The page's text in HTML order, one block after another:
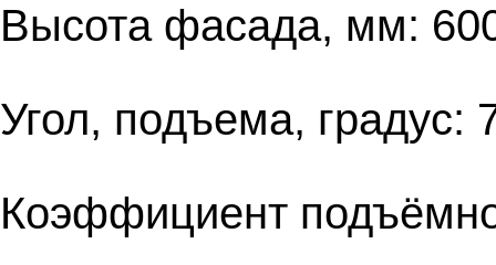
Высота фасада, мм:
Угол, подъема, градус:
Коэффициент